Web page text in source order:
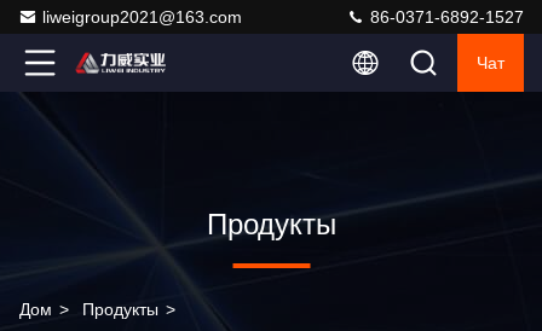
liweigroup2021@163.com 86-0371-6892-1527
Чат
Продукты
Дом > Продукты >